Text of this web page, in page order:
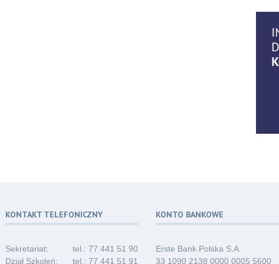
06
KONTAKT TELEFONICZNY
Sekretariat:
tel.: 77 441 51 90
Dział Szkoleń:
tel.: 77 441 51 91
KONTO BANKOWE
Erste Bank Polska S.A.
33 1090 2138 0000 0005 5600